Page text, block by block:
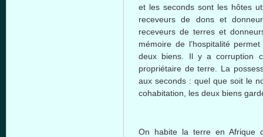
et les seconds sont les hôtes
receveurs de dons et
receveurs de terres et
mémoire de l’hospitalité
deux biens. Il y a corruption
propriétaire de terre. La
aux seconds : quel que soit le
cohabitation, les deux biens
On habite la terre en Afrique